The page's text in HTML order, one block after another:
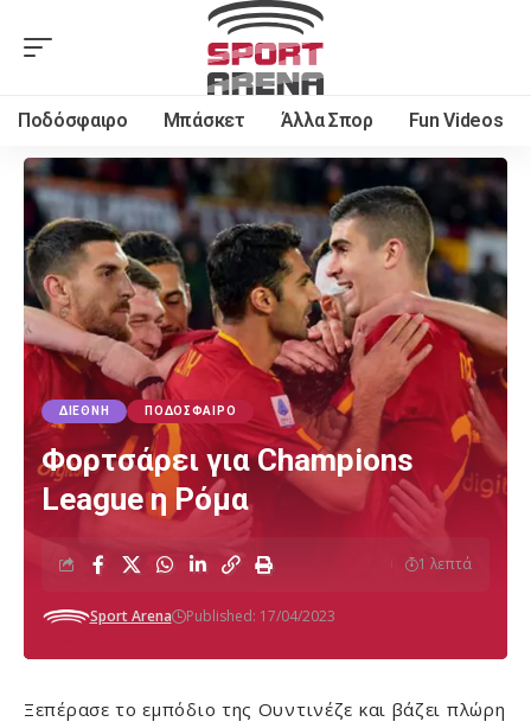
Ποδόσφαιρο Μπάσκετ Άλλα Σπορ Fun Videos
ΔΙΕΘΝΉ ΠΟΔΌΣΦΑΙΡΟ
Φορτσάρει για Champions
League η Ρόμα
Sport Arena Published: 17/04/2023
1 λεπτά
Ξεπέρασε το εμπόδιο της Ουντινέζε και βάζει πλώρη